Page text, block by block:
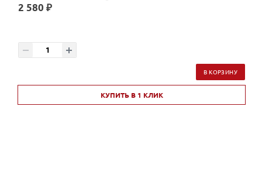
2 580 ₽
В КОРЗИНУ
КУПИТЬ В 1 КЛИК